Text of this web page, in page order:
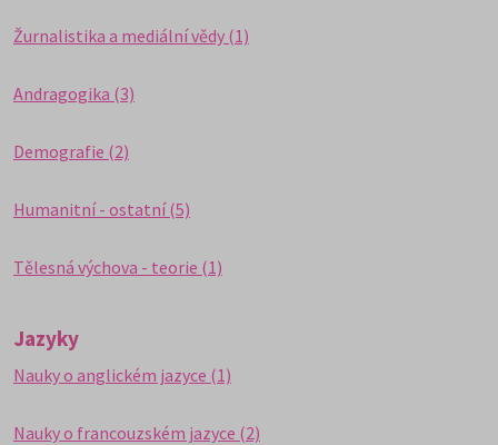
Žurnalistika a mediální vědy (1)
Andragogika (3)
Demografie (2)
Humanitní - ostatní (5)
Tělesná výchova - teorie (1)
Jazyky
Nauky o anglickém jazyce (1)
Nauky o francouzském jazyce (2)